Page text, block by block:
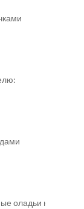
оладьи на